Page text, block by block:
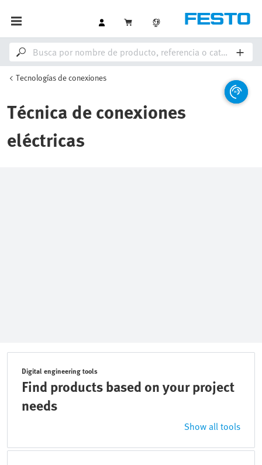
Tecnologías de conexiones
Técnica de conexiones
eléctricas
Digital engineering tools
Find products based on your project
needs
Show all tools